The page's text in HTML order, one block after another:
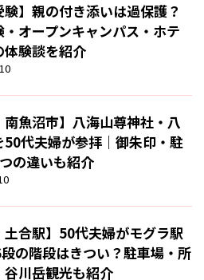
験】親の付き添いは過保護？
・オープンキャンパス・ホテ
体験談を紹介
南魚沼市】八海山尊神社・八
50代夫婦が参拝｜御朱印・駐
の違いも紹介
土合駅】50代夫婦がモグラ駅
の階段はきつい？駐車場・所
谷川岳観光も紹介